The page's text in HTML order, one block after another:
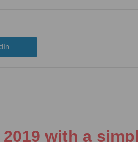
with a